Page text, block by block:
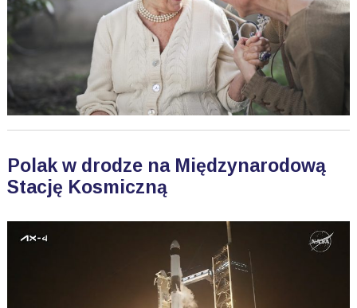
Polak w drodze na Międzynarodową
Stację Kosmiczną